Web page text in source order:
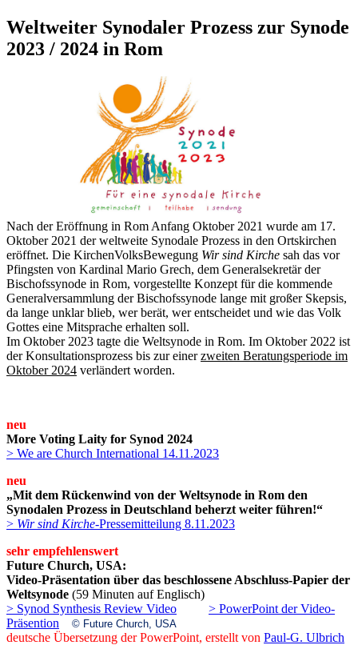
Weltweiter Synodaler Prozess zur Synode
2023 / 2024 in Rom
Nach der Eröffnung in Rom Anfang Oktober 2021 wurde am 17.
Oktober 2021 der weltweite Synodale Prozess in den Ortskirchen
eröffnet. Die KirchenVolksBewegung Wir sind Kirche sah das vor
Pfingsten von Kardinal Mario Grech, dem Generalsekretär der
Bischofssynode in Rom, vorgestellte Konzept für die kommende
Generalversammlung der Bischofssynode lange mit großer Skepsis,
da lange unklar blieb, wer berät, wer entscheidet und wie das Volk
Gottes eine Mitsprache erhalten soll.
Im Oktober 2023 tagte die Weltsynode in Rom. Im Oktober 2022 ist
der Konsultationsprozess bis zur einerzweiten Beratungsperiode im
Oktober 2024 verländert worden.
neu
More Voting Laity for Synod 2024
> We are Church International 14.11.2023
neu
„Mit dem Rückenwind von der Weltsynode in Rom den
Synodalen Prozess in Deutschland beherzt weiter führen!“
> Wir sind Kirche-Pressemitteilung 8.11.2023
sehr empfehlenswert
Future Church, USA:
Video-Präsentation über das beschlossene Abschluss-Papier der
Weltsynode (59 Minuten auf Englisch)
> Synod Synthesis Review Video
> PowerPoint der Video-
Präsention
© Future Church, USA
deutsche Übersetzung der PowerPoint, erstellt von Paul-G. Ulbrich